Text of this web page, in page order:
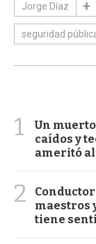
Jorge Díaz
seguridad
1
Un
caídos y
ameritó
2
maestros
tiene